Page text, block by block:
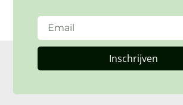
Inschrijven